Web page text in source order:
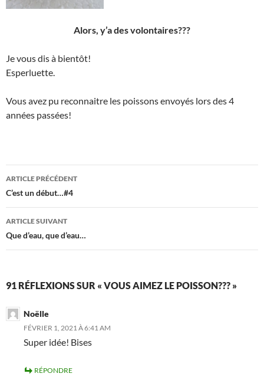
Alors, y’a des volontaires???
Je vous dis à bientôt!
Esperluette.
Vous avez pu reconnaitre les poissons envoyés lors des 4
années passées!
Navigation
des
articles
ARTICLE PRÉCÉDENT
C’est un début…#4
ARTICLE SUIVANT
Que d’eau, que d’eau…
91 RÉFLEXIONS SUR « VOUS AIMEZ LE POISSON??? »
Noëlle
FÉVRIER 1, 2021 À 6:41 AM
Super idée! Bises
RÉPONDRE